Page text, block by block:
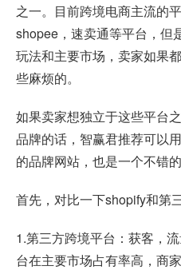
之一。目前跨境电商主流的
shopee，速卖通等平台，但
玩法和主要市场，卖家如果
些麻烦的。
如果卖家想独立于这些平台
品牌的话，智赢君推荐可以
的品牌网站，也是一个不错的
首先，对比一下shopify和第
1.第三方跨境平台：获客，
台在主要市场占有率高，商